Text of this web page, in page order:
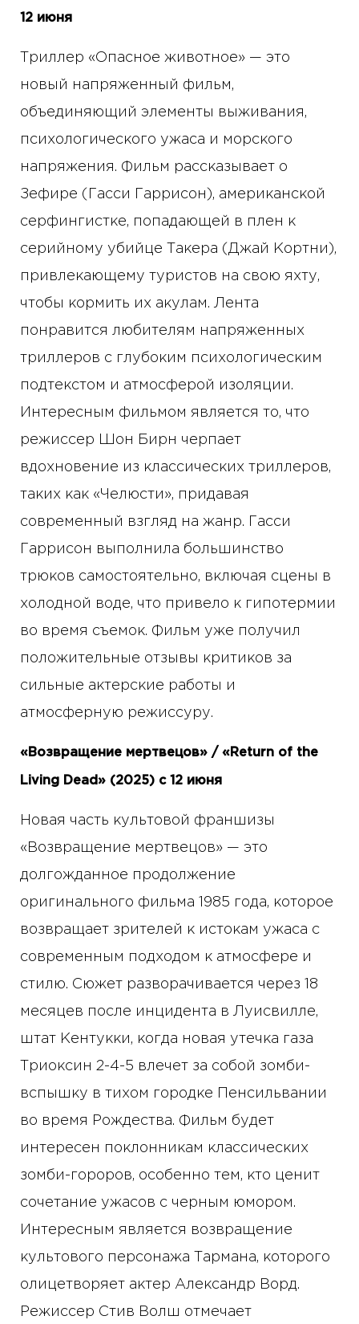
12 июня
Триллер «Опасное животное» — это
новый напряженный фильм,
объединяющий элементы выживания,
психологического ужаса и морского
напряжения. Фильм рассказывает о
Зефире (Гасси Гаррисон), американской
серфингистке, попадающей в плен к
серийному убийце Такера (Джай Кортни),
привлекающему туристов на свою яхту,
чтобы кормить их акулам. Лента
понравится любителям напряженных
триллеров с глубоким психологическим
подтекстом и атмосферой изоляции.
Интересным фильмом является то, что
режиссер Шон Бирн черпает
вдохновение из классических триллеров,
таких как «Челюсти», придавая
современный взгляд на жанр. Гасси
Гаррисон выполнила большинство
трюков самостоятельно, включая сцены в
холодной воде, что привело к гипотермии
во время съемок. Фильм уже получил
положительные отзывы критиков за
сильные актерские работы и
атмосферную режиссуру.
«Возвращение мертвецов» / «Return of the
Living Dead» (2025) с 12 июня
Новая часть культовой франшизы
«Возвращение мертвецов» — это
долгожданное продолжение
оригинального фильма 1985 года, которое
возвращает зрителей к истокам ужаса с
современным подходом к атмосфере и
стилю. Сюжет разворачивается через 18
месяцев после инцидента в Луисвилле,
штат Кентукки, когда новая утечка газа
Триоксин 2-4-5 влечет за собой зомби-
вспышку в тихом городке Пенсильвании
во время Рождества. Фильм будет
интересен поклонникам классических
зомби-гороров, особенно тем, кто ценит
сочетание ужасов с черным юмором.
Интересным является возвращение
культового персонажа Тармана, которого
олицетворяет актер Александр Ворд.
Режиссер Стив Волш отмечает